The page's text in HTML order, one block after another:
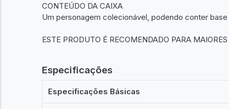
CONTEÚDO DA CAIXA
Um personagem colecionável, podendo conter
ESTE PRODUTO É RECOMENDADO PARA
Especificações
Especificações Básicas